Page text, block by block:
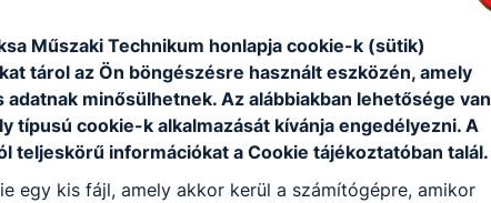
Műszaki Technikum honlapja cookie-k (sütik)
tárol az Ön böngészésre használt eszközén, amely
minősülhetnek. Az alábbiakban lehetősége van
típusú cookie-k alkalmazását kívánja engedélyezni. A
teljeskörű információkat a Cookie tájékoztatóban talál.
egy kis fájl, amely akkor kerül a számítógépre, amikor